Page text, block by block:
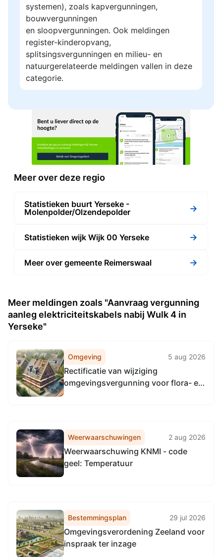
systemen), zoals kapvergunningen,
bouwvergunningen
en sloopvergunningen. Ook meldingen
register-kinderopvang,
splitsingsvergunningen en milieu- en
natuurgerelateerde meldingen vallen in deze
categorie.
Meer over deze regio
Statistieken buurt Yerseke -
Molenpolder/Olzendepolder
→
Statistieken wijk Wijk 00 Yerseke →
Meer over gemeente Reimerswaal →
Meer meldingen zoals "Aanvraag vergunning
aanleg elektriciteitskabels nabij Wulk 4 in
Yerseke"
Omgeving 5 aug 2026
Rectificatie van wijziging
omgevingsvergunning voor flora- en
wilde flora en fauna in geheel
Zeeland
Weerwaarschuwingen 2 aug 2026
Weerwaarschuwing KNMI - code
geel: Temperatuur
Bestemmingsplan 29 jul 2026
Omgevingsverordening Zeeland voor
inspraak ter inzage